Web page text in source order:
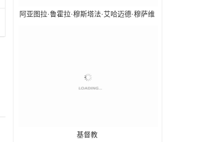
阿亚图拉·鲁霍拉·穆斯塔法·艾哈迈德·穆萨维
基督教